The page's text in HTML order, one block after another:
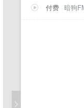

 付费 暗狗